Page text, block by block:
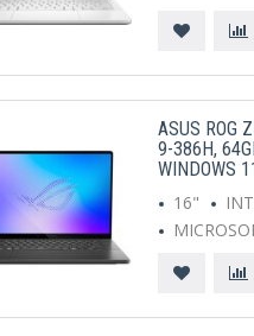
ASUS ROG
9-386H,
WINDOWS
16"